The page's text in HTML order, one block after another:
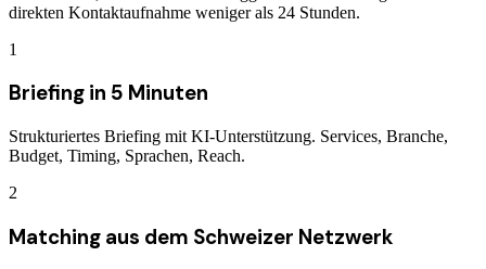
direkten Kontaktaufnahme weniger als 24 Stunden.
1
Briefing in 5 Minuten
Strukturiertes Briefing mit KI-Unterstützung. Services, Branche,
Budget, Timing, Sprachen, Reach.
2
Matching aus dem Schweizer Netzwerk